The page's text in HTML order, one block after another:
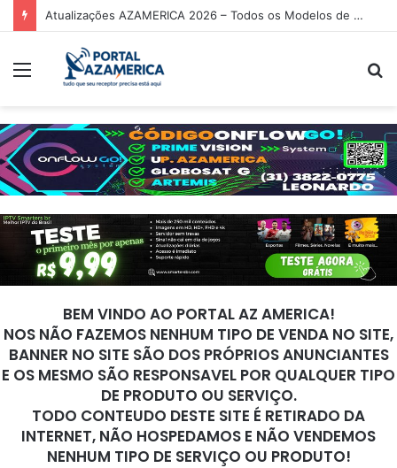
Atualizações AZAMERICA 2026 – Todos os Modelos de Receptores AZAMERICA
BEM VINDO AO PORTAL AZ AMERICA!
NOS NÃO FAZEMOS NENHUM TIPO DE VENDA NO SITE,
BANNER NO SITE SÃO DOS PRÓPRIOS ANUNCIANTES
E OS MESMO SÃO RESPONSAVEL POR QUALQUER TIPO
DE PRODUTO OU SERVIÇO.
TODO CONTEUDO DESTE SITE É RETIRADO DA
INTERNET, NÃO HOSPEDAMOS E NÃO VENDEMOS
NENHUM TIPO DE SERVIÇO OU PRODUTO!